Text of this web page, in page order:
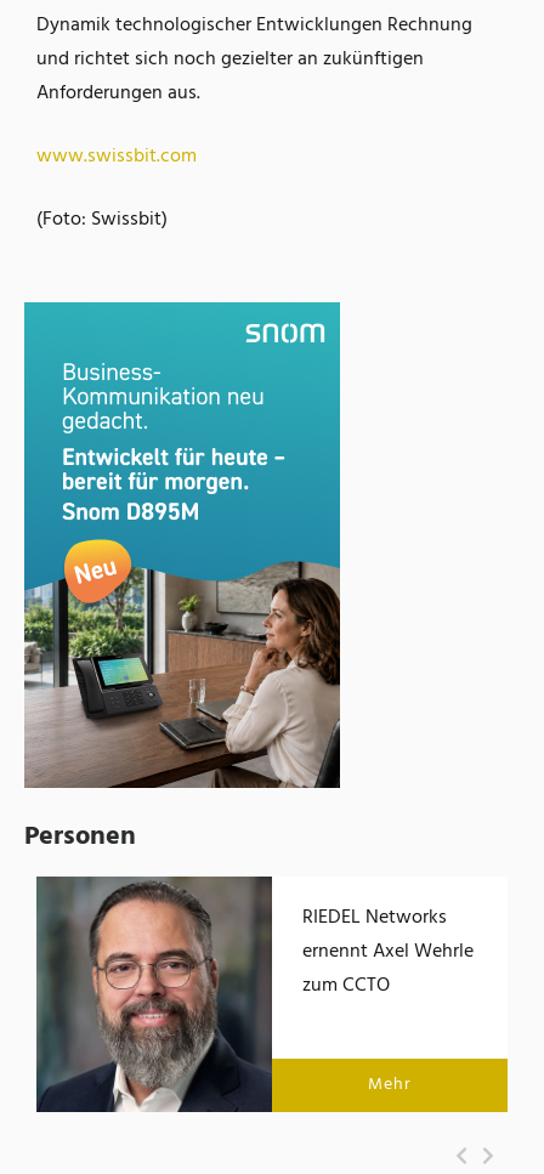
Personen
RIEDEL Networks
ernennt Axel Wehrle
zum CCTO
Mehr
Dynamik technologischer Entwicklungen Rechnung
und richtet sich noch gezielter an zukünftigen
Anforderungen aus.
www.swissbit.com
(Foto: Swissbit)